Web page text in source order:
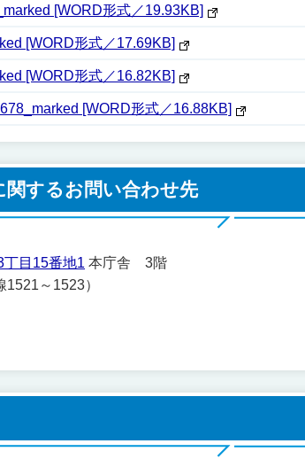
[WORD形式／19.93KB]
[WORD形式／17.69KB]
[WORD形式／16.82KB]
[WORD形式／16.88KB]
関するお問い合わせ先
目15番地1 本庁舎 3階
～1523）